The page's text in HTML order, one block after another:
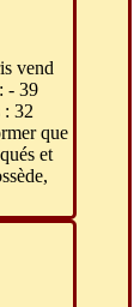
vend
- 39
: 32
que
et